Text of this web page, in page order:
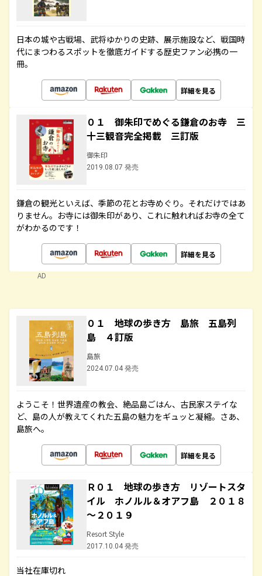
日本の城や古戦場、武将ゆかりの史跡、展示施設など、戦国時
代にまつわるスポットを徹底ガイドする歴史ファン必携の一
冊。
詳細を見る
０１ 御朱印でめぐる鎌倉のお寺 三
十三観音完全掲載 三訂版
御朱印
2019.08.07 発売
鎌倉の観光といえば、季節の花とお寺めぐり。それだけではあ
りません。お寺には御朱印があり、これに触れればお寺の全て
がわかるのです！
詳細を見る
AD
０１ 地球の歩き方 島旅 五島列
島 ４訂版
島旅
2024.07.04 発売
ようこそ！世界遺産の教会、絶品島ごはん、古民家ステイな
ど、島の人が教えてくれた五島の魅力をギュッと凝縮。さあ、
島旅へ。
詳細を見る
Ｒ０１ 地球の歩き方 リゾートスタ
イル ホノルル＆オアフ島 ２０１８
～２０１９
Resort Style
2017.10.04 発売
当社在庫切れ